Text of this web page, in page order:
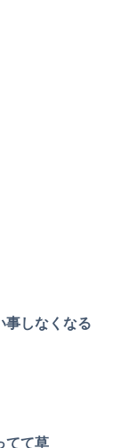
事しなくなる
てて草